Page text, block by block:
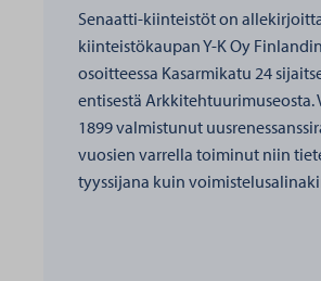
Senaatti-kiinteistöt on
kiinteistökaupan Y-K Oy
osoitteessa Kasarmikatu 24
entisestä Arkkitehtuurimuseosta.
1899 valmistunut
vuosien varrella toiminut niin
tyyssijana kuin